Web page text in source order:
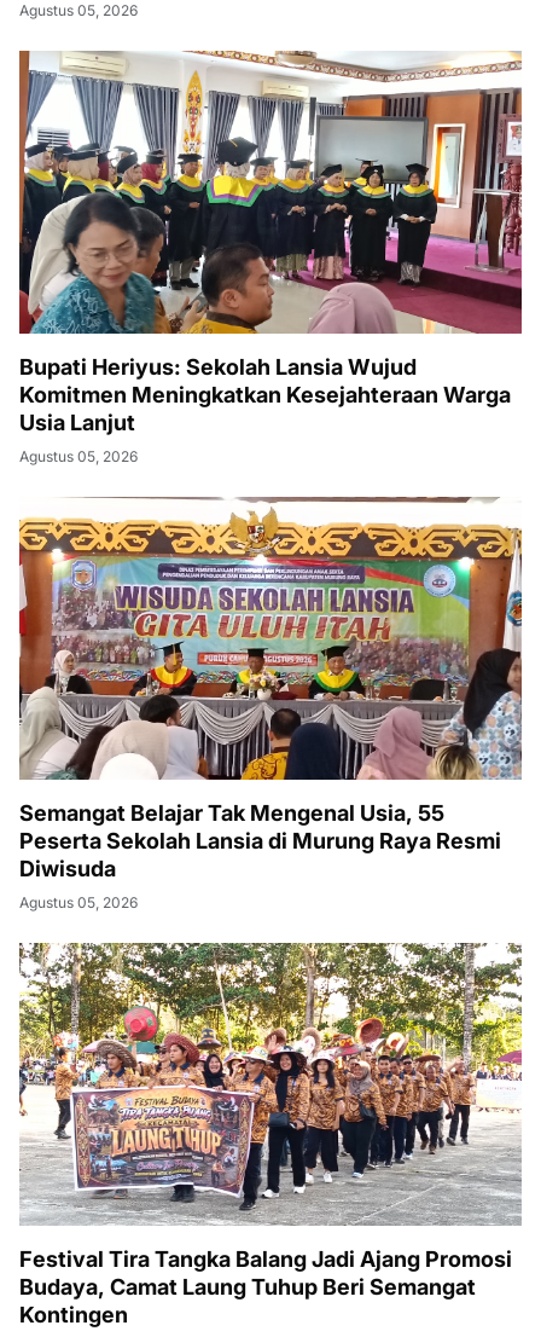
Agustus 05, 2026
Bupati Heriyus: Sekolah Lansia Wujud
Komitmen Meningkatkan Kesejahteraan Warga
Usia Lanjut
Agustus 05, 2026
Semangat Belajar Tak Mengenal Usia, 55
Peserta Sekolah Lansia di Murung Raya Resmi
Diwisuda
Agustus 05, 2026
Festival Tira Tangka Balang Jadi Ajang Promosi
Budaya, Camat Laung Tuhup Beri Semangat
Kontingen